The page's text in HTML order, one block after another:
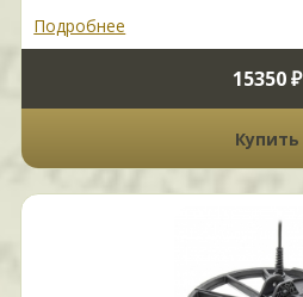
Подробнее
15350 ₽
Купить